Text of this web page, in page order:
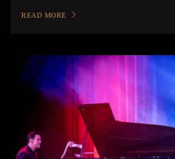
READ MORE